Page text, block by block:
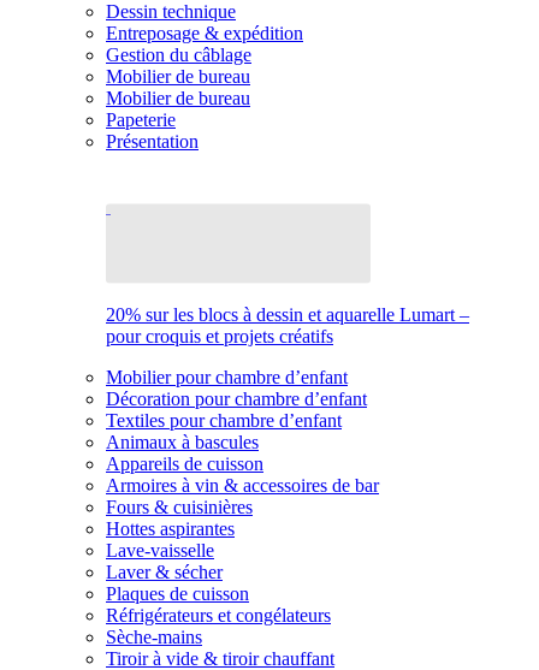
Dessin technique
Entreposage & expédition
Gestion du câblage
Mobilier de bureau
Mobilier de bureau
Papeterie
Présentation
20% sur les blocs à dessin et aquarelle Lumart –
pour croquis et projets créatifs
Mobilier pour chambre d’enfant
Décoration pour chambre d’enfant
Textiles pour chambre d’enfant
Animaux à bascules
Appareils de cuisson
Armoires à vin & accessoires de bar
Fours & cuisinières
Hottes aspirantes
Lave-vaisselle
Laver & sécher
Plaques de cuisson
Réfrigérateurs et congélateurs
Sèche-mains
Tiroir à vide & tiroir chauffant